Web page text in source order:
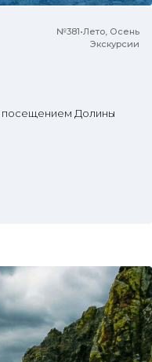
№381•Лето, Осень
Экскурсии
посещением Долины